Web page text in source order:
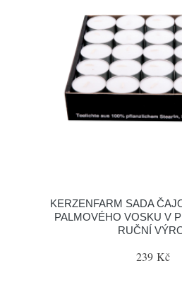
KERZENFARM SADA
PALMOVÉHO VOSKU V
RUČNÍ
239 Kč